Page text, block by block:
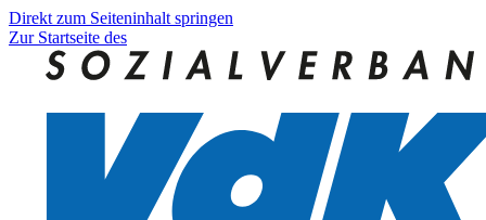
Direkt zum Seiteninhalt springen
Zur Startseite des